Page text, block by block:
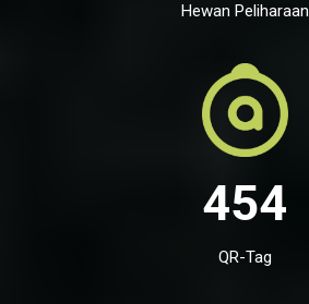
Hewan Peliharaan
454
QR-Tag